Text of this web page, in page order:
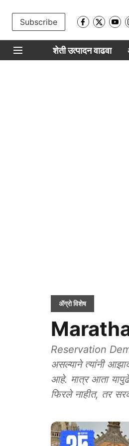
Subscribe
शेती उत्पादन वाढवा
ॲग्रो विशेष
Maratha
Reservation
असल्याने त्यांनी
आहे. मात्र आता
फिरले नाहीत, तर